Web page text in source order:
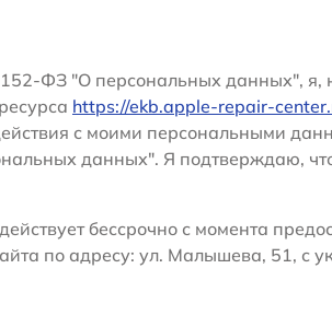
152-ФЗ "О персональных данных",
https://ekb.apple-repair-
с моими персональными
данных". Я подтверждаю,
бессрочно с момента
по адресу: ул. Малышева, 51, с